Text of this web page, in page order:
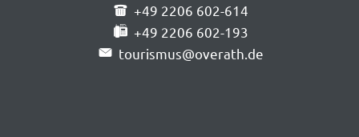
+49 2206 602-614
+49 2206 602-193
tourismus@overath.de